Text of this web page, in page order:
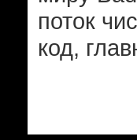
поток
код,